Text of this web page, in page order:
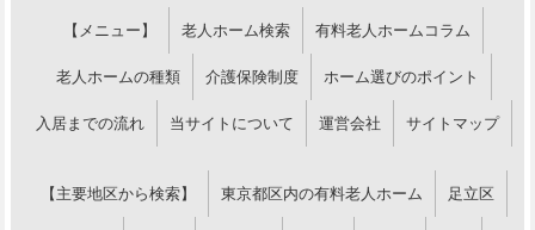
【メニュー】 老人ホーム検索 有料老人ホームコラム
老人ホームの種類 介護保険制度 ホーム選びのポイント
入居までの流れ 当サイトについて 運営会社 サイトマップ
【主要地区から検索】 東京都区内の有料老人ホーム 足立区